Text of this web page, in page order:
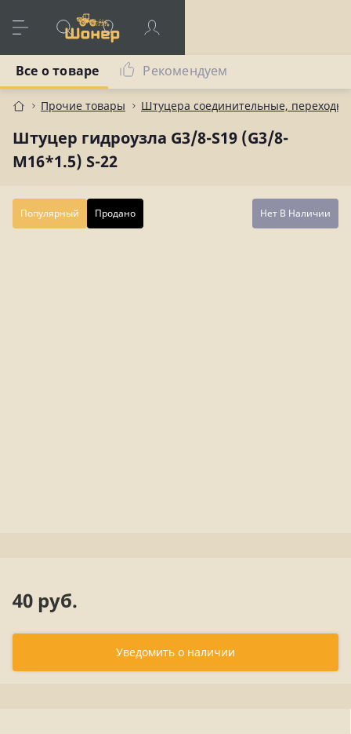
Прочие товары Штуцера соединительные,
Штуцер гидроузла G3/8-S19 (G3/8-
M16*1.5) S-22
Все о товаре Рекомендуем
Популярный Продано Нет В Наличии
40 руб.
Уведомить о наличии